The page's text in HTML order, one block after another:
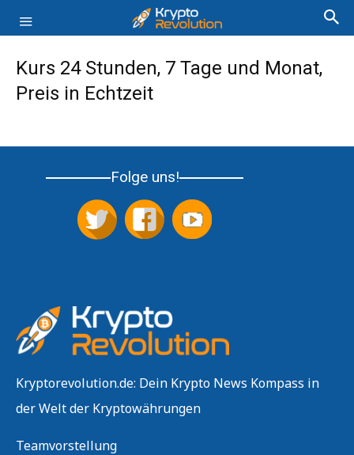
Kurs 24 Stunden, 7 Tage und Monat,
Preis in Echtzeit
Folge uns!
Kryptorevolution.de: Dein Krypto News Kompass in
der Welt der Kryptowährungen
Teamvorstellung